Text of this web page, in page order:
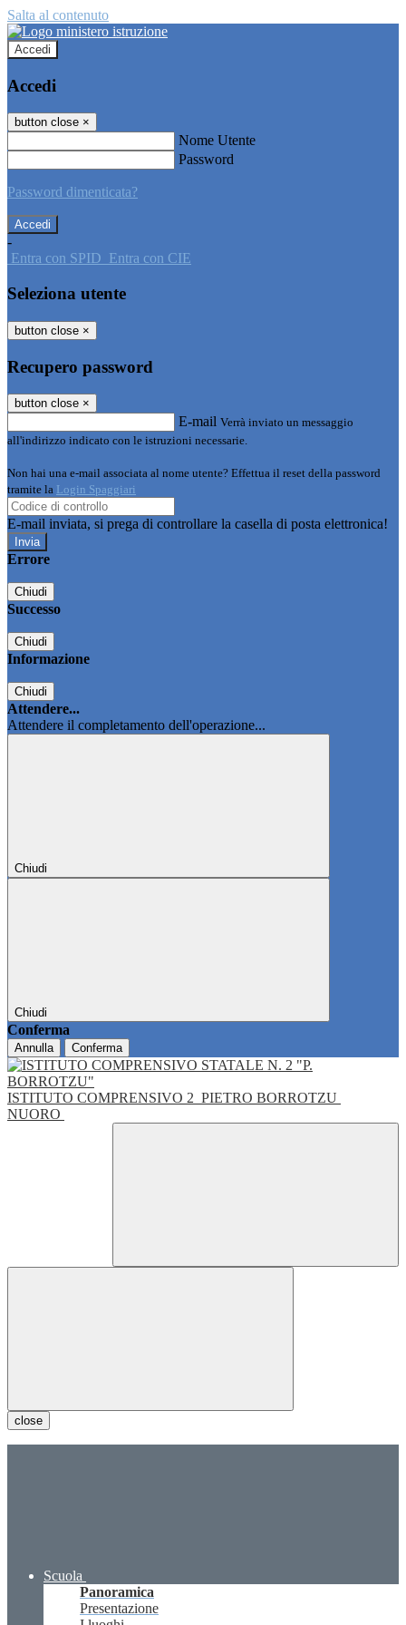
Salta al contenuto
Accedi
Accedi
button close ×
Nome Utente
Password
Password dimenticata?
-
Entra con SPID Entra con CIE
Seleziona utente
button close ×
Recupero password
button close ×
E-mail Verrà inviato un messaggio
all'indirizzo indicato con le istruzioni necessarie.
Non hai una e-mail associata al nome utente? Effettua il reset della password
tramite la Login Spaggiari
E-mail inviata, si prega di controllare la casella di posta elettronica!
Errore
Chiudi
Successo
Chiudi
Informazione
Chiudi
Attendere...
Attendere il completamento dell'operazione...
Chiudi
Chiudi
Conferma
Annulla Conferma
ISTITUTO COMPRENSIVO 2 PIETRO BORROTZU
NUORO
close
Scuola
Panoramica
Presentazione